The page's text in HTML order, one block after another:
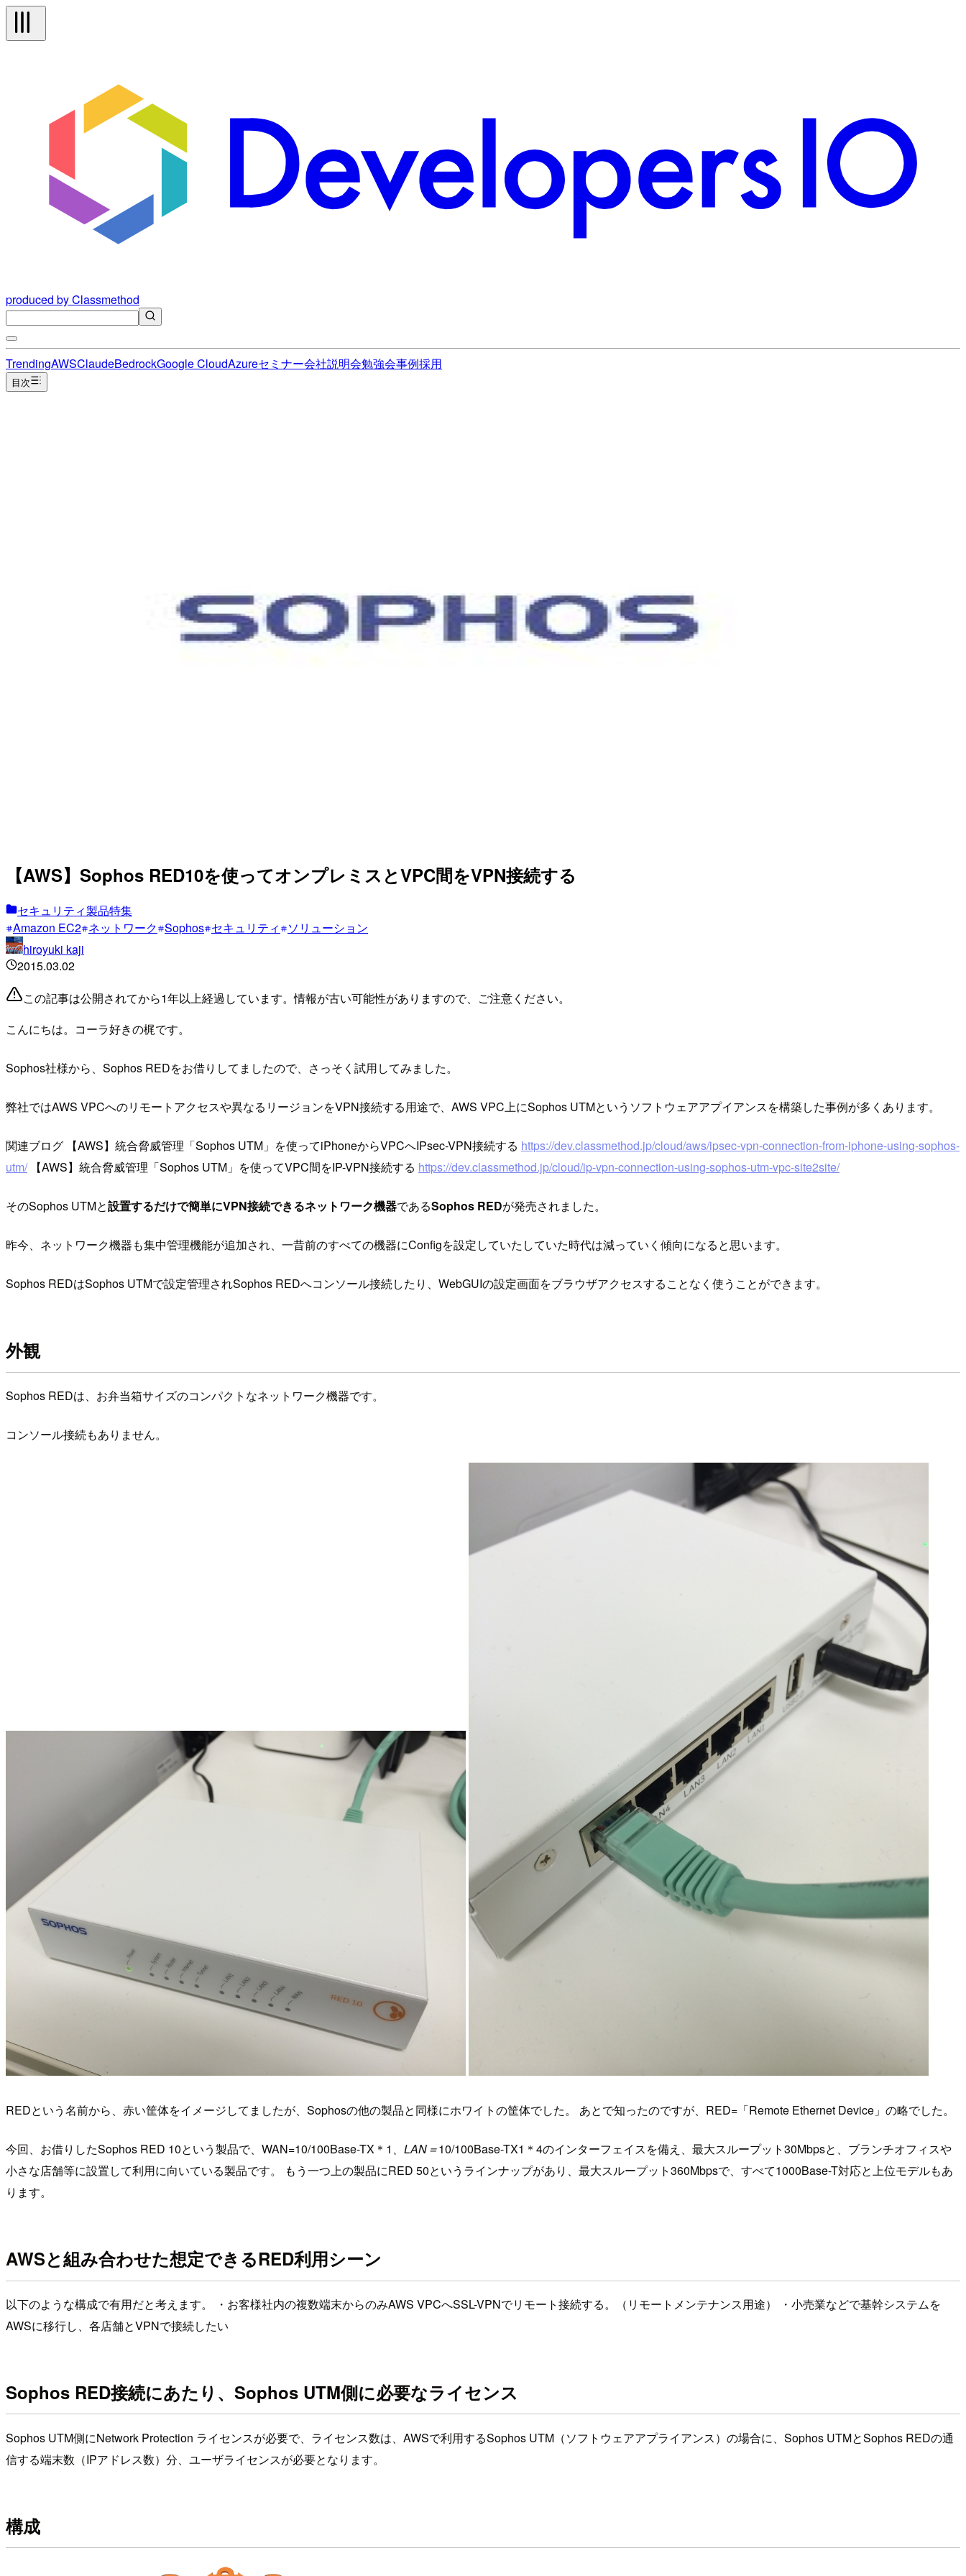
produced by Classmethod
TrendingAWSClaudeBedrockGoogle CloudAzureセミナー会社説明会勉強会事例採用
目次
【AWS】Sophos RED10を使ってオンプレミスとVPC間をVPN接続する
セキュリティ製品特集
Amazon EC2 ネットワーク Sophos セキュリティ
ソリューション
hiroyuki kaji
2015.03.02
この記事は公開されてから1年以上経過しています。情報が古い可能性がありますので、ご注意ください。
こんにちは。コーラ好きの梶です。
Sophos社様から、Sophos REDをお借りしてましたので、さっそく試用してみました。
弊社ではAWS VPCへのリモートアクセスや異なるリージョンをVPN接続する用途で、AWS VPC上にSophos UTMというソフトウェアアプイアンスを構築した事例が多くあります。
関連ブログ 【AWS】統合脅威管理「Sophos UTM」を使ってiPhoneからVPCへIPsec-VPN接続する https://dev.classmethod.jp/cloud/aws/ipsec-vpn-connection-from-iphone-using-sophos-
utm/【AWS】統合脅威管理「Sophos UTM」を使ってVPC間をIP-VPN接続する https://dev.classmethod.jp/cloud/ip-vpn-connection-using-sophos-utm-vpc-site2site/
そのSophos UTMと設置するだけで簡単にVPN接続できるネットワーク機器であるSophos REDが発売されました。
昨今、ネットワーク機器も集中管理機能が追加され、一昔前のすべての機器にConfigを設定していたしていた時代は減っていく傾向になると思います。
Sophos REDはSophos UTMで設定管理されSophos REDへコンソール接続したり、WebGUIの設定画面をブラウザアクセスすることなく使うことができます。
外観
Sophos REDは、お弁当箱サイズのコンパクトなネットワーク機器です。
コンソール接続もありません。
REDという名前から、赤い筐体をイメージしてましたが、Sophosの他の製品と同様にホワイトの筐体でした。 あとで知ったのですが、RED=「Remote Ethernet Device」の略でした。
今回、お借りしたSophos RED 10という製品で、WAN=10/100Base-TX＊1 、LAN＝10/100Base-TX1＊4のインターフェイスを備え、最大スループット30Mbpsと、ブランチオフィスや
小さな店舗等に設置して利用に向いている製品です。 もう一つ上の製品にRED 50というラインナップがあり、最大スループット360Mbpsで、すべて1000Base-T対応と上位モデルもあ
ります。
AWSと組み合わせた想定できるRED利用シーン
以下のような構成で有用だと考えます。 ・お客様社内の複数端末からのみAWS VPCへSSL-VPNでリモート接続する。（リモートメンテナンス用途） ・小売業などで基幹システムを
AWSに移行し、各店舗とVPNで接続したい
Sophos RED接続にあたり、Sophos UTM側に必要なライセンス
Sophos UTM側にNetwork Protection ライセンスが必要で、ライセンス数は、AWSで利用するSophos UTM（ソフトウェアアプライアンス）の場合に、Sophos UTMとSophos REDの通
信する端末数（IPアドレス数）分、ユーザライセンスが必要となります。
構成